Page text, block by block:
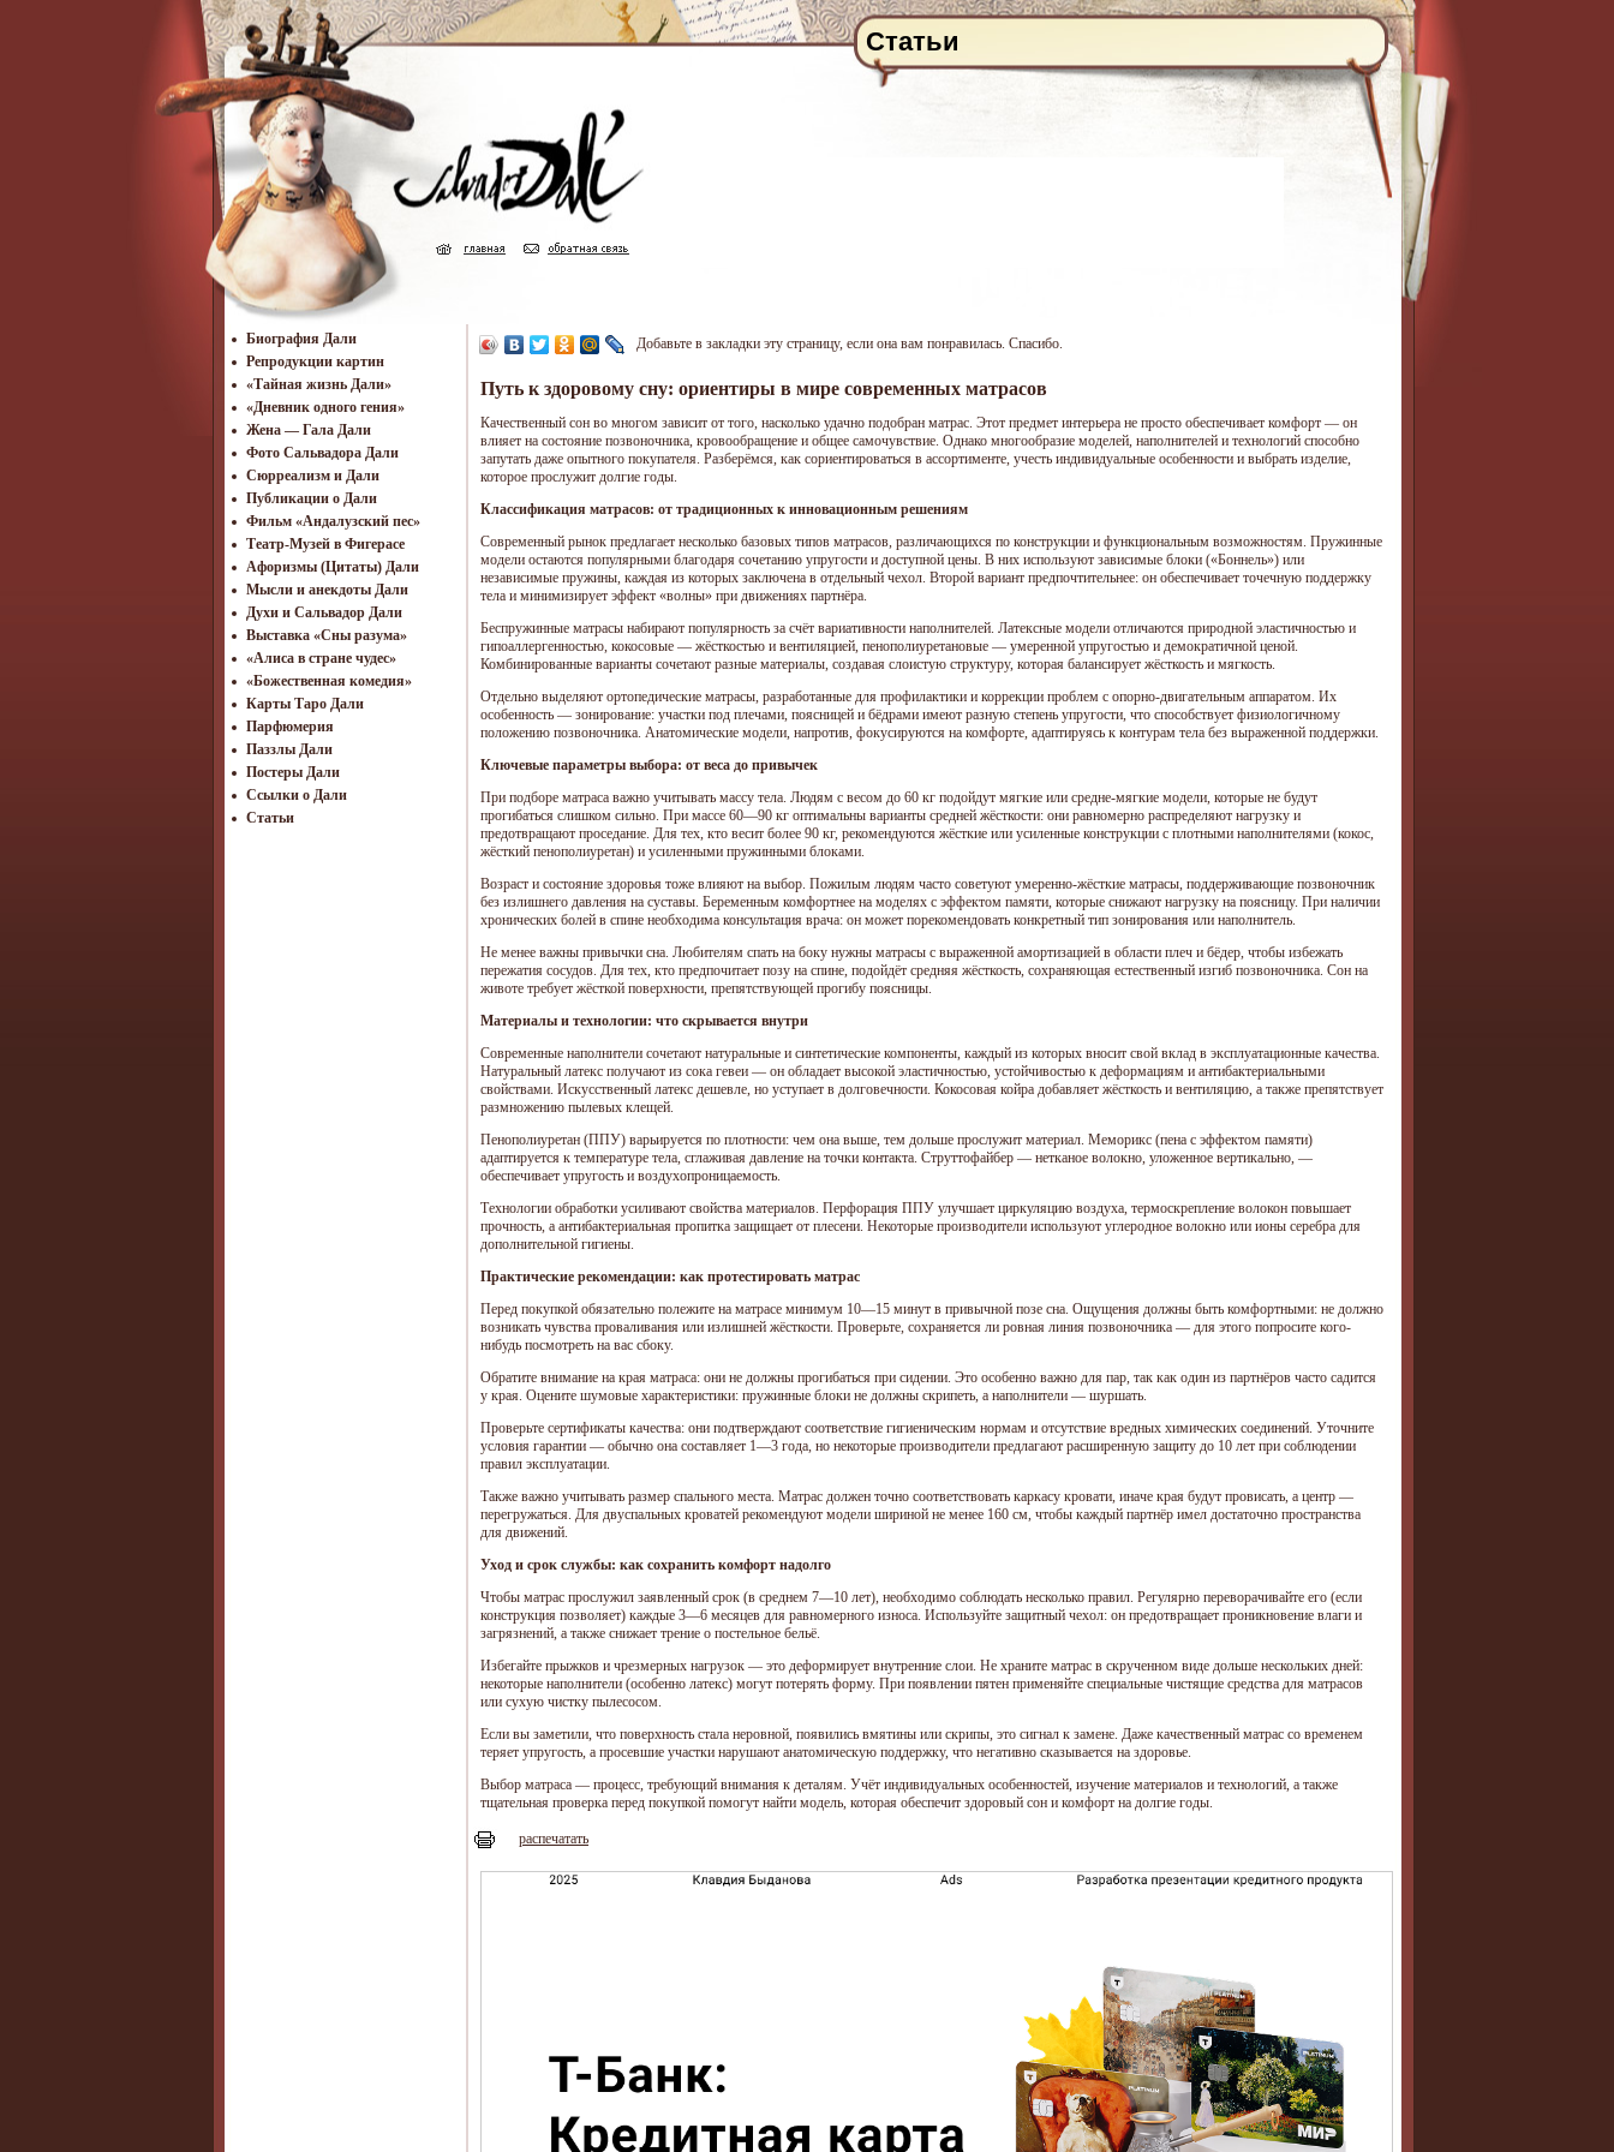
Статьи
Биография Дали
Репродукции картин
«Тайная жизнь Дали»
«Дневник одного гения»
Жена — Гала Дали
Фото Сальвадора Дали
Cюрреализм и Дали
Публикации о Дали
Фильм «Андалузский пес»
Театр-Музей в Фигерасе
Афоризмы (Цитаты) Дали
Мысли и анекдоты Дали
Духи и Сальвадор Дали
Выставка «Сны разума»
«Алиса в стране чудес»
«Божественная комедия»
Карты Таро Дали
Парфюмерия
Паззлы Дали
Постеры Дали
Ссылки о Дали
Статьи
Добавьте в закладки эту страницу, если она вам понравилась. Спасибо.
Путь к здоровому сну: ориентиры в мире современных матрасов
Качественный сон во многом зависит от того, насколько удачно подобран матрас. Этот предмет интерьера не просто обеспечивает комфорт — он
влияет на состояние позвоночника, кровообращение и общее самочувствие. Однако многообразие моделей, наполнителей и технологий способно
запутать даже опытного покупателя. Разберёмся, как сориентироваться в ассортименте, учесть индивидуальные особенности и выбрать изделие,
которое прослужит долгие годы.
Классификация матрасов: от традиционных к инновационным решениям
Современный рынок предлагает несколько базовых типов матрасов, различающихся по конструкции и функциональным возможностям. Пружинные
модели остаются популярными благодаря сочетанию упругости и доступной цены. В них используют зависимые блоки («Боннель») или
независимые пружины, каждая из которых заключена в отдельный чехол. Второй вариант предпочтительнее: он обеспечивает точечную поддержку
тела и минимизирует эффект «волны» при движениях партнёра.
Беспружинные матрасы набирают популярность за счёт вариативности наполнителей. Латексные модели отличаются природной эластичностью и
гипоаллергенностью, кокосовые — жёсткостью и вентиляцией, пенополиуретановые — умеренной упругостью и демократичной ценой.
Комбинированные варианты сочетают разные материалы, создавая слоистую структуру, которая балансирует жёсткость и мягкость.
Отдельно выделяют ортопедические матрасы, разработанные для профилактики и коррекции проблем с опорно-двигательным аппаратом. Их
особенность — зонирование: участки под плечами, поясницей и бёдрами имеют разную степень упругости, что способствует физиологичному
положению позвоночника. Анатомические модели, напротив, фокусируются на комфорте, адаптируясь к контурам тела без выраженной поддержки.
Ключевые параметры выбора: от веса до привычек
При подборе матраса важно учитывать массу тела. Людям с весом до 60 кг подойдут мягкие или средне-мягкие модели, которые не будут
прогибаться слишком сильно. При массе 60—90 кг оптимальны варианты средней жёсткости: они равномерно распределяют нагрузку и
предотвращают проседание. Для тех, кто весит более 90 кг, рекомендуются жёсткие или усиленные конструкции с плотными наполнителями (кокос,
жёсткий пенополиуретан) и усиленными пружинными блоками.
Возраст и состояние здоровья тоже влияют на выбор. Пожилым людям часто советуют умеренно-жёсткие матрасы, поддерживающие позвоночник
без излишнего давления на суставы. Беременным комфортнее на моделях с эффектом памяти, которые снижают нагрузку на поясницу. При наличии
хронических болей в спине необходима консультация врача: он может порекомендовать конкретный тип зонирования или наполнитель.
Не менее важны привычки сна. Любителям спать на боку нужны матрасы с выраженной амортизацией в области плеч и бёдер, чтобы избежать
пережатия сосудов. Для тех, кто предпочитает позу на спине, подойдёт средняя жёсткость, сохраняющая естественный изгиб позвоночника. Сон на
животе требует жёсткой поверхности, препятствующей прогибу поясницы.
Материалы и технологии: что скрывается внутри
Современные наполнители сочетают натуральные и синтетические компоненты, каждый из которых вносит свой вклад в эксплуатационные качества.
Натуральный латекс получают из сока гевеи — он обладает высокой эластичностью, устойчивостью к деформациям и антибактериальными
свойствами. Искусственный латекс дешевле, но уступает в долговечности. Кокосовая койра добавляет жёсткость и вентиляцию, а также препятствует
размножению пылевых клещей.
Пенополиуретан (ППУ) варьируется по плотности: чем она выше, тем дольше прослужит материал. Меморикс (пена с эффектом памяти)
адаптируется к температуре тела, сглаживая давление на точки контакта. Струттофайбер — нетканое волокно, уложенное вертикально, —
обеспечивает упругость и воздухопроницаемость.
Технологии обработки усиливают свойства материалов. Перфорация ППУ улучшает циркуляцию воздуха, термоскрепление волокон повышает
прочность, а антибактериальная пропитка защищает от плесени. Некоторые производители используют углеродное волокно или ионы серебра для
дополнительной гигиены.
Практические рекомендации: как протестировать матрас
Перед покупкой обязательно полежите на матрасе минимум 10—15 минут в привычной позе сна. Ощущения должны быть комфортными: не должно
возникать чувства проваливания или излишней жёсткости. Проверьте, сохраняется ли ровная линия позвоночника — для этого попросите кого-
нибудь посмотреть на вас сбоку.
Обратите внимание на края матраса: они не должны прогибаться при сидении. Это особенно важно для пар, так как один из партнёров часто садится
у края. Оцените шумовые характеристики: пружинные блоки не должны скрипеть, а наполнители — шуршать.
Проверьте сертификаты качества: они подтверждают соответствие гигиеническим нормам и отсутствие вредных химических соединений. Уточните
условия гарантии — обычно она составляет 1—3 года, но некоторые производители предлагают расширенную защиту до 10 лет при соблюдении
правил эксплуатации.
Также важно учитывать размер спального места. Матрас должен точно соответствовать каркасу кровати, иначе края будут провисать, а центр —
перегружаться. Для двуспальных кроватей рекомендуют модели шириной не менее 160 см, чтобы каждый партнёр имел достаточно пространства
для движений.
Уход и срок службы: как сохранить комфорт надолго
Чтобы матрас прослужил заявленный срок (в среднем 7—10 лет), необходимо соблюдать несколько правил. Регулярно переворачивайте его (если
конструкция позволяет) каждые 3—6 месяцев для равномерного износа. Используйте защитный чехол: он предотвращает проникновение влаги и
загрязнений, а также снижает трение о постельное бельё.
Избегайте прыжков и чрезмерных нагрузок — это деформирует внутренние слои. Не храните матрас в скрученном виде дольше нескольких дней:
некоторые наполнители (особенно латекс) могут потерять форму. При появлении пятен применяйте специальные чистящие средства для матрасов
или сухую чистку пылесосом.
Если вы заметили, что поверхность стала неровной, появились вмятины или скрипы, это сигнал к замене. Даже качественный матрас со временем
теряет упругость, а просевшие участки нарушают анатомическую поддержку, что негативно сказывается на здоровье.
Выбор матраса — процесс, требующий внимания к деталям. Учёт индивидуальных особенностей, изучение материалов и технологий, а также
тщательная проверка перед покупкой помогут найти модель, которая обеспечит здоровый сон и комфорт на долгие годы.
распечатать